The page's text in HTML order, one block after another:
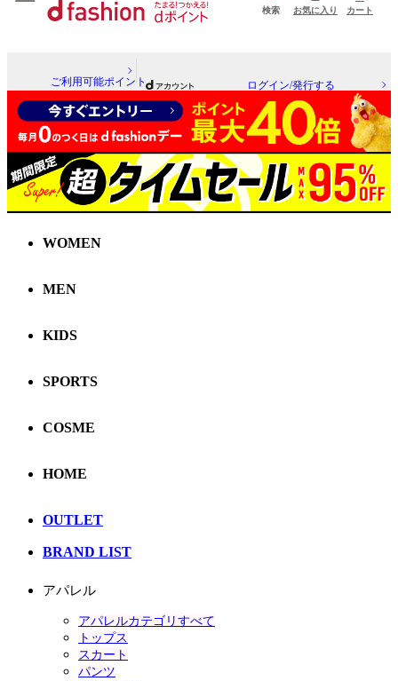
検索 お気に入り カート
ご利用可能ポイント ログイン/発行する
WOMEN
MEN
KIDS
SPORTS
COSME
HOME
OUTLET
BRAND LIST
アパレル
アパレルカテゴリすべて
トップス
スカート
パンツ